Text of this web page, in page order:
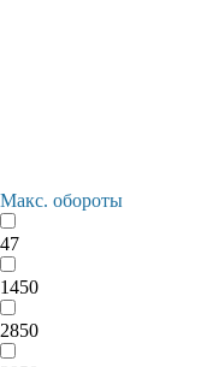
Макс. обороты
47
1450
2850